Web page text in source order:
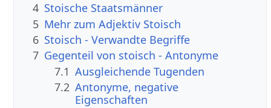
4 Stoische Staatsmänner
5 Mehr zum Adjektiv Stoisch
6 Stoisch - Verwandte Begriffe
7 Gegenteil von stoisch - Antonyme
7.1 Ausgleichende Tugenden
7.2 Antonyme, negative
Eigenschaften